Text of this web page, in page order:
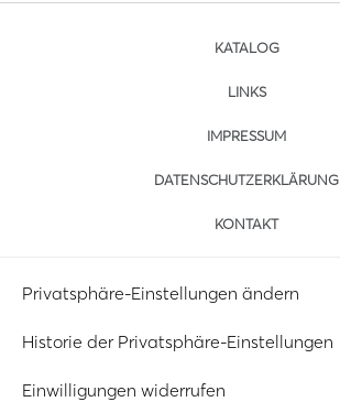
KATALOG
LINKS
IMPRESSUM
DATENSCHUTZERKLÄRUNG
KONTAKT
Privatsphäre-Einstellungen ändern
Historie der Privatsphäre-Einstellungen
Einwilligungen widerrufen